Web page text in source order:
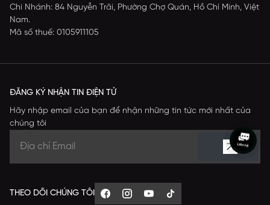
Chi Nhánh: 84 Nguyễn Trãi, Phường Chợ Quán, Hồ Chí Minh, Việt
Nam.
Mã số thuế: 0105911105
ĐĂNG KÝ NHẬN TIN ĐIỆN TỬ
Hãy nhập email của bạn để nhận những tin tức mới nhất của
chúng tôi
THEO DÕI CHÚNG TÔI